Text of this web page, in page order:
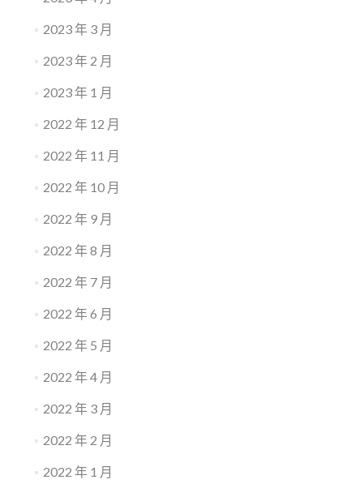
2023 年 3 月
2023 年 2 月
2023 年 1 月
2022 年 12 月
2022 年 11 月
2022 年 10 月
2022 年 9 月
2022 年 8 月
2022 年 7 月
2022 年 6 月
2022 年 5 月
2022 年 4 月
2022 年 3 月
2022 年 2 月
2022 年 1 月